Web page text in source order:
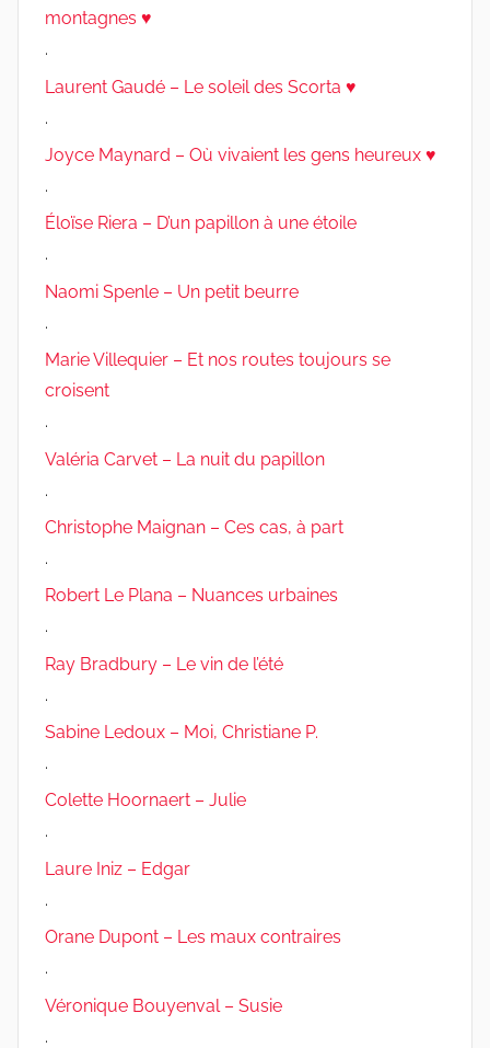
montagnes ♥
.
Laurent Gaudé – Le soleil des Scorta ♥
.
Joyce Maynard – Où vivaient les gens heureux ♥
.
Éloïse Riera – D’un papillon à une étoile
.
Naomi Spenle – Un petit beurre
.
Marie Villequier – Et nos routes toujours se
croisent
.
Valéria Carvet – La nuit du papillon
.
Christophe Maignan – Ces cas, à part
.
Robert Le Plana – Nuances urbaines
.
Ray Bradbury – Le vin de l’été
.
Sabine Ledoux – Moi, Christiane P.
.
Colette Hoornaert – Julie
.
Laure Iniz – Edgar
.
Orane Dupont – Les maux contraires
.
Véronique Bouyenval – Susie
.